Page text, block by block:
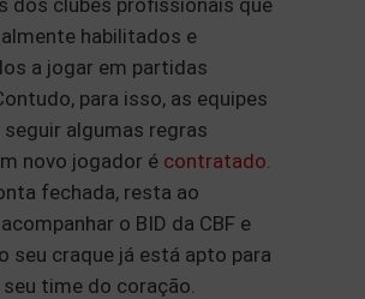
dos clubes profissionais que
habilitados e
a jogar em partidas
para isso, as equipes
algumas regras
novo jogador é contratado.
fechada, resta ao
o BID da CBF e
seu craque já está apto para
time do coração.